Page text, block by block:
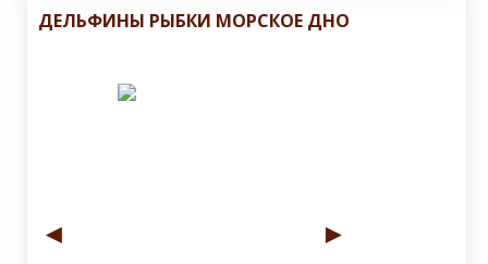
ДЕЛЬФИНЫ РЫБКИ МОРСКОЕ ДНО
◄ ►